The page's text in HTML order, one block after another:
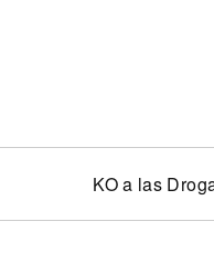
KO a las